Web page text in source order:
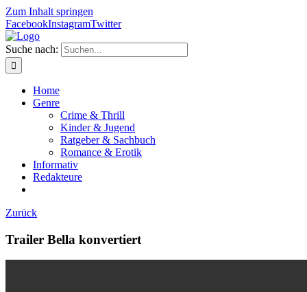
Zum Inhalt springen
FacebookInstagramTwitter
Suche nach:
Home
Genre
Crime & Thrill
Kinder & Jugend
Ratgeber & Sachbuch
Romance & Erotik
Informativ
Redakteure
Zurück
Trailer Bella konvertiert